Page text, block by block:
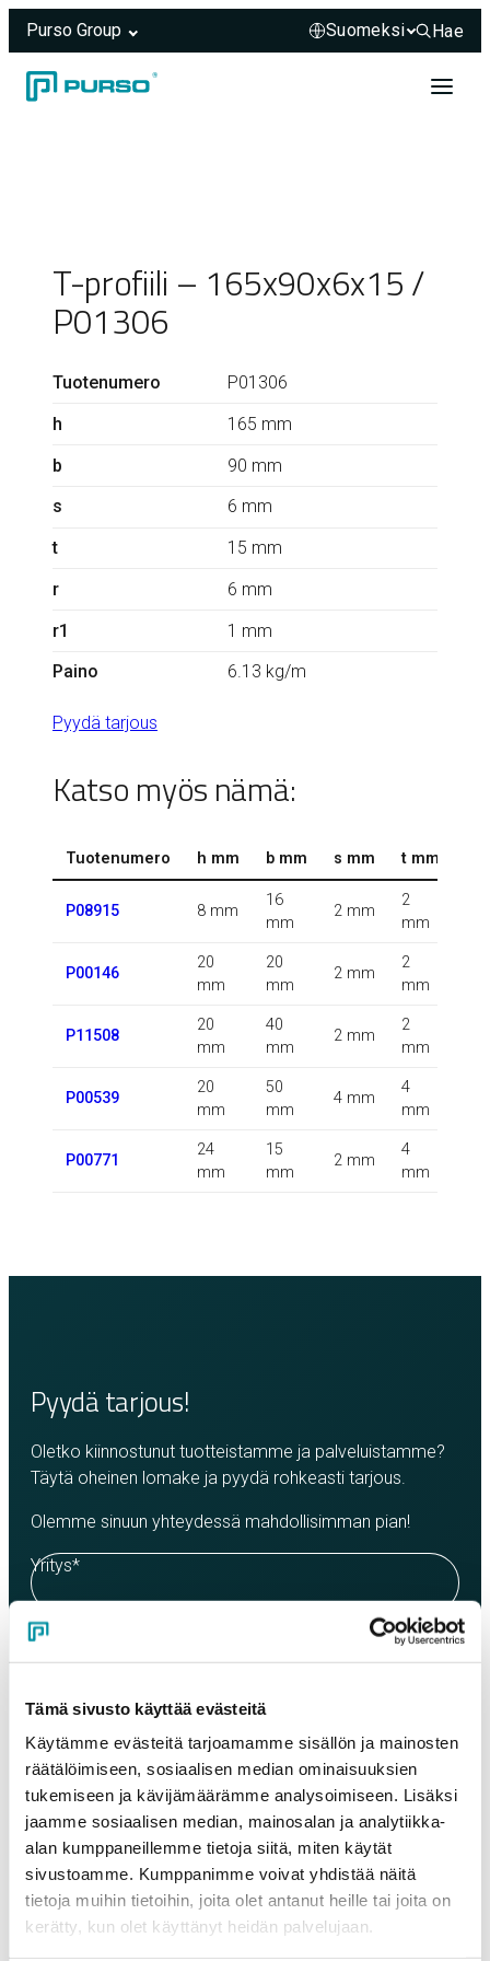
Tämä sivusto käyttää evästeitä
Käytämme evästeitä tarjoamamme sisällön ja mainosten
räätälöimiseen, sosiaalisen median ominaisuuksien
tukemiseen ja kävijämäärämme analysoimiseen. Lisäksi
jaamme sosiaalisen median, mainosalan ja analytiikka-
alan kumppaneillemme tietoja siitä, miten käytät
sivustoamme. Kumppanimme voivat yhdistää näitä
tietoja muihin tietoihin, joita olet antanut heille tai joita on
kerätty, kun olet käyttänyt heidän palvelujaan.
Purso Group
Hae
Hae
T-profiili – 165x90x6x15 /
P01306
Tuotenumero
P01306
h
165 mm
b
90 mm
s
6 mm
t
15 mm
r
6 mm
r1
1 mm
Paino
6.13 kg/m
Pyydä tarjous
Katso myös nämä:
Tuotenumero h mm b mm s mm t mm
P08915 8 mm
16
mm
2 mm
2
mm
P00146
20
mm
20
mm
2 mm
2
mm
P11508
20
mm
40
mm
2 mm
2
mm
P00539
20
mm
50
mm
4 mm
4
mm
P00771
24
mm
15
mm
2 mm
4
mm
Pyydä tarjous!
Oletko kiinnostunut tuotteistamme ja palveluistamme?
Täytä oheinen lomake ja pyydä rohkeasti tarjous.
Olemme sinuun yhteydessä mahdollisimman pian!
Yritys*
Sähköposti*
Puhelinnumero
Tuotteet
Valitse tuote ja syötä tilauksen määrä metreinä. Huomioithan, että